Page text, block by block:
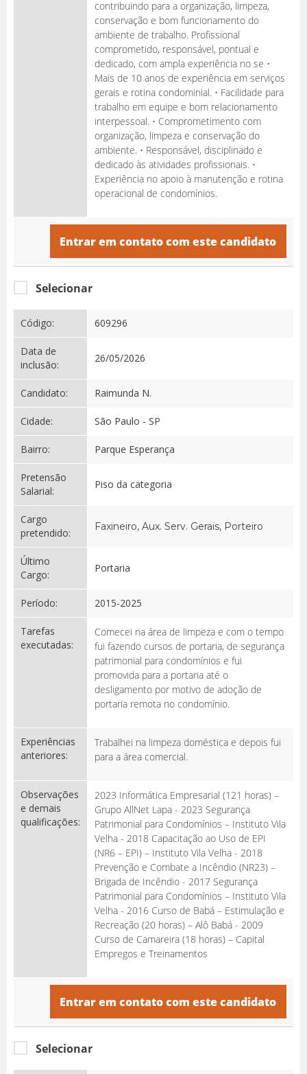
contribuindo para a organização, limpeza,
conservação e bom funcionamento do
ambiente de trabalho. Profissional
comprometido, responsável, pontual e
dedicado, com ampla experiência no se •
Mais de 10 anos de experiência em serviços
gerais e rotina condominial. • Facilidade para
trabalho em equipe e bom relacionamento
interpessoal. • Comprometimento com
organização, limpeza e conservação do
ambiente. • Responsável, disciplinado e
dedicado às atividades profissionais. •
Experiência no apoio à manutenção e rotina
operacional de condomínios.
Entrar em contato com este candidato
Selecionar
Código: 609296
Data de
inclusão:
26/05/2026
Candidato: Raimunda N.
Cidade: São Paulo - SP
Bairro: Parque Esperança
Pretensão
Salarial:
Piso da categoria
Cargo
pretendido:
Faxineiro, Aux. Serv. Gerais, Porteiro
Último
Cargo:
Portaria
Período: 2015-2025
Tarefas
executadas:
Comecei na área de limpeza e com o tempo
fui fazendo cursos de portaria, de segurança
patrimonial para condomínios e fui
promovida para a portaria até o
desligamento por motivo de adoção de
portaria remota no condomínio.
Experiências
anteriores:
Trabalhei na limpeza doméstica e depois fui
para a área comercial.
Observações
e demais
qualificações:
2023 Informática Empresarial (121 horas) –
Grupo AllNet Lapa - 2023 Segurança
Patrimonial para Condomínios – Instituto Vila
Velha - 2018 Capacitação ao Uso de EPI
(NR6 – EPI) – Instituto Vila Velha - 2018
Prevenção e Combate a Incêndio (NR23) –
Brigada de Incêndio - 2017 Segurança
Patrimonial para Condomínios – Instituto Vila
Velha - 2016 Curso de Babá – Estimulação e
Recreação (20 horas) – Alô Babá - 2009
Curso de Camareira (18 horas) – Capital
Empregos e Treinamentos
Entrar em contato com este candidato
Selecionar